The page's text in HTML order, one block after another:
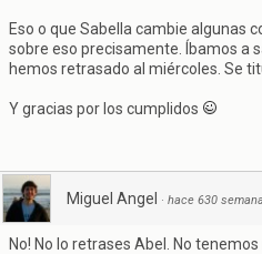
Eso o que Sabella cambie algunas
sobre eso precisamente. Íbamos a
hemos retrasado al miércoles. Se
Y gracias por los cumplidos
Miguel Angel · hace 630
No! No lo retrases Abel. No